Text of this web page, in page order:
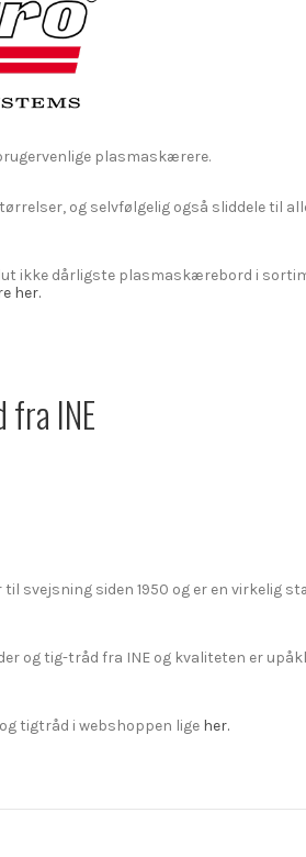
plasmaskærere.
og selvfølgelig også sliddele til
ikke dårligste plasmaskærebord i
her.
fra INE
svejsning siden 1950 og er en virkelig
og tig-tråd fra INE og kvaliteten er
tigtråd i webshoppen lige her.